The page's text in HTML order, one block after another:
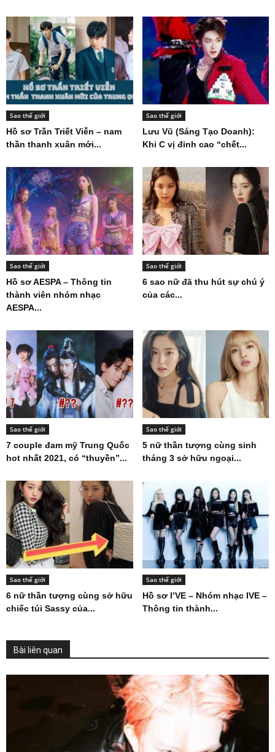
Sao thế giới
Hồ sơ Trần Triết Viễn – nam
thần thanh xuân mới...
Sao thế giới
Lưu Vũ (Sáng Tạo Doanh):
Khi C vị đỉnh cao “chết...
Sao thế giới
Hồ sơ AESPA – Thông tin
thành viên nhóm nhạc
AESPA...
Sao thế giới
6 sao nữ đã thu hút sự chú ý
của các...
Sao thế giới
7 couple đam mỹ Trung Quốc
hot nhất 2021, có “thuyền”...
Sao thế giới
5 nữ thần tượng cùng sinh
tháng 3 sở hữu ngoại...
Sao thế giới
6 nữ thần tượng cùng sở hữu
chiếc túi Sassy của...
Sao thế giới
Hồ sơ I’VE – Nhóm nhạc IVE –
Thông tin thành...
Bài liên quan